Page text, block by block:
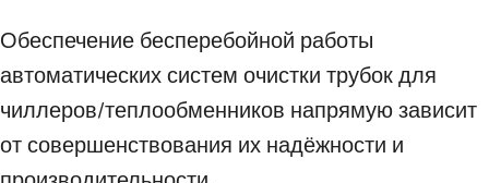
Обеспечение бесперебойной работы
автоматических систем очистки трубок для
чиллеров/теплообменников напрямую зависит
от совершенствования их надёжности и